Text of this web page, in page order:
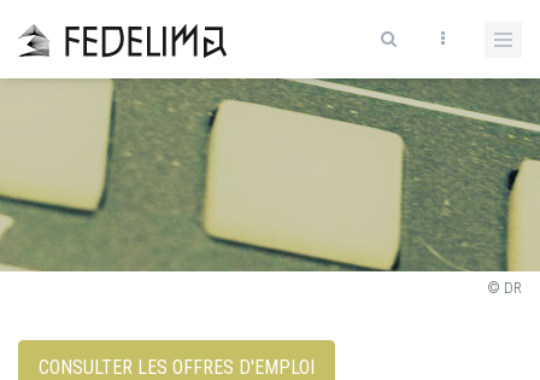
© DR
CONSULTER LES OFFRES D'EMPLOI